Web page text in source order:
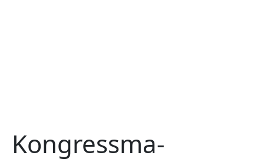
Kongressma­